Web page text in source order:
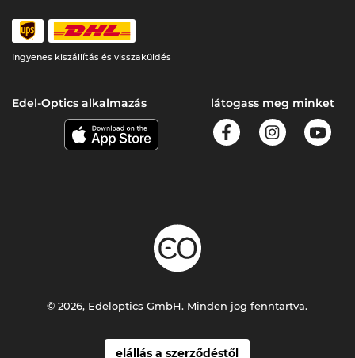
Ingyenes kiszállítás és visszaküldés
Edel-Optics alkalmazás látogass meg minket
elállás a szerződéstől
© 2026, Edeloptics GmbH. Minden jog fenntartva.